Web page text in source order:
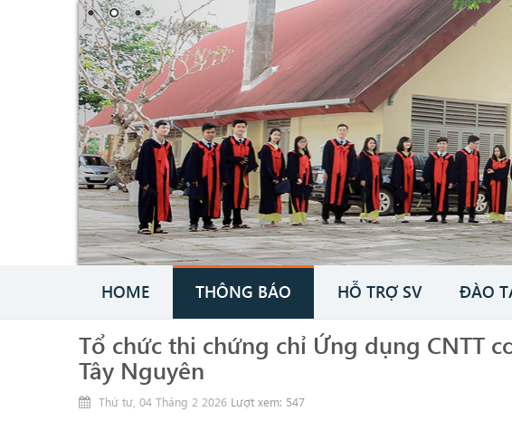
HOME THÔNG BÁO HỖ TRỢ SV ĐÀO
Tổ chức thi chứng chỉ Ứng dụng CNTT
Tây Nguyên
Thứ tư, 04 Tháng 2 2026 Lượt xem: 547